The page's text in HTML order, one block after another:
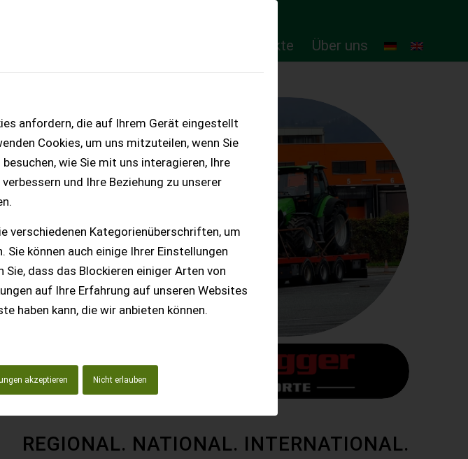
anfordern, die auf Ihrem Gerät eingestellt
Cookies, um uns mitzuteilen, wenn Sie
wie Sie mit uns interagieren, Ihre
und Ihre Beziehung zu unserer
verschiedenen Kategorienüberschriften, um
Sie können auch einige Ihrer Einstellungen
Sie, dass das Blockieren einiger Arten von
auf Ihre Erfahrung auf unseren Websites
haben kann, die wir anbieten können.
akzeptieren Nicht erlauben
Online-Produkte Über uns
REGIONAL. NATIONAL. INTERNATIONAL.